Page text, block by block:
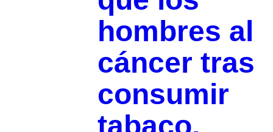
hombres al
cáncer tras
consumir